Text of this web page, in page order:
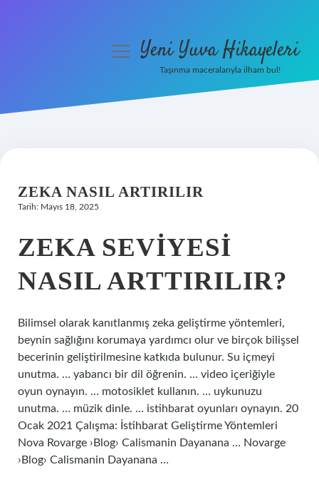
Hakkımızda
menüyüYeni Yuva Hikayeleri
Taşınma maceralarıyla ilham bul!
ZEKA NASIL ARTIRILIR
Tarih: Mayıs 18, 2025
ZEKA SEVIYESI
NASIL ARTTIRILIR?
Bilimsel olarak kanıtlanmış zeka geliştirme yöntemleri,
beynin sağlığını korumaya yardımcı olur ve birçok bilişsel
becerinin geliştirilmesine katkıda bulunur. Su içmeyi
unutma. … yabancı bir dil öğrenin. … video içeriğiyle
oyun oynayın. … motosiklet kullanın. … uykunuzu
unutma. … müzik dinle. … istihbarat oyunları oynayın. 20
Ocak 2021 Çalışma: İstihbarat Geliştirme Yöntemleri
Nova Rovarge ›Blog› Calismanin Dayanana … Novarge
›Blog› Calismanin Dayanana …